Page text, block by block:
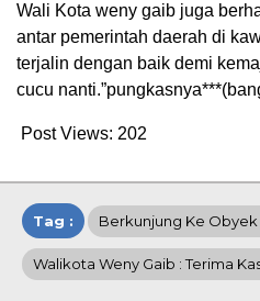
Wali Kota weny gaib juga
antar pemerintah daerah di
terjalin dengan baik demi
cucu
Post Views: 202
Tag : Berkunjung Ke
Walikota Weny Gaib : Terima